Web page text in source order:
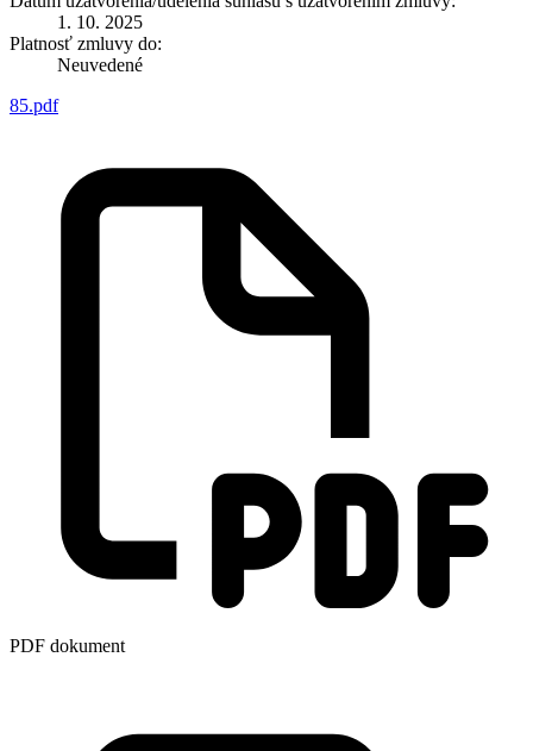
1. 10. 2025
Platnosť zmluvy do:
Neuvedené
85.pdf
PDF dokument